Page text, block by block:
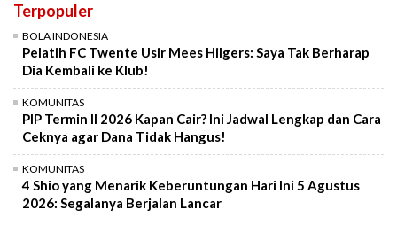
Terpopuler
BOLA INDONESIA
Pelatih FC Twente Usir Mees Hilgers: Saya Tak Berharap
Dia Kembali ke Klub!
KOMUNITAS
PIP Termin II 2026 Kapan Cair? Ini Jadwal Lengkap dan Cara
Ceknya agar Dana Tidak Hangus!
KOMUNITAS
4 Shio yang Menarik Keberuntungan Hari Ini 5 Agustus
2026: Segalanya Berjalan Lancar